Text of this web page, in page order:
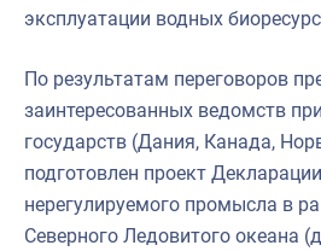
эксплуатации водных
По результатам переговоров
заинтересованных ведомств
государств (Дания, Канада,
подготовлен проект
нерегулируемого промысла в
Северного Ледовитого океана